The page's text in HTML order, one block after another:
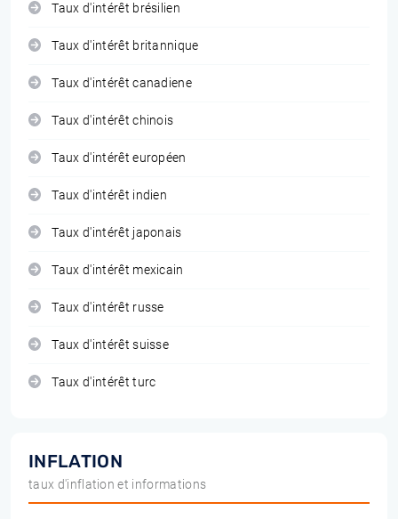
Taux d'intérêt brésilien
Taux d'intérêt britannique
Taux d'intérêt canadiene
Taux d'intérêt chinois
Taux d'intérêt européen
Taux d'intérêt indien
Taux d'intérêt japonais
Taux d'intérêt mexicain
Taux d'intérêt russe
Taux d'intérêt suisse
Taux d'intérêt turc
INFLATION
taux d'inflation et informations